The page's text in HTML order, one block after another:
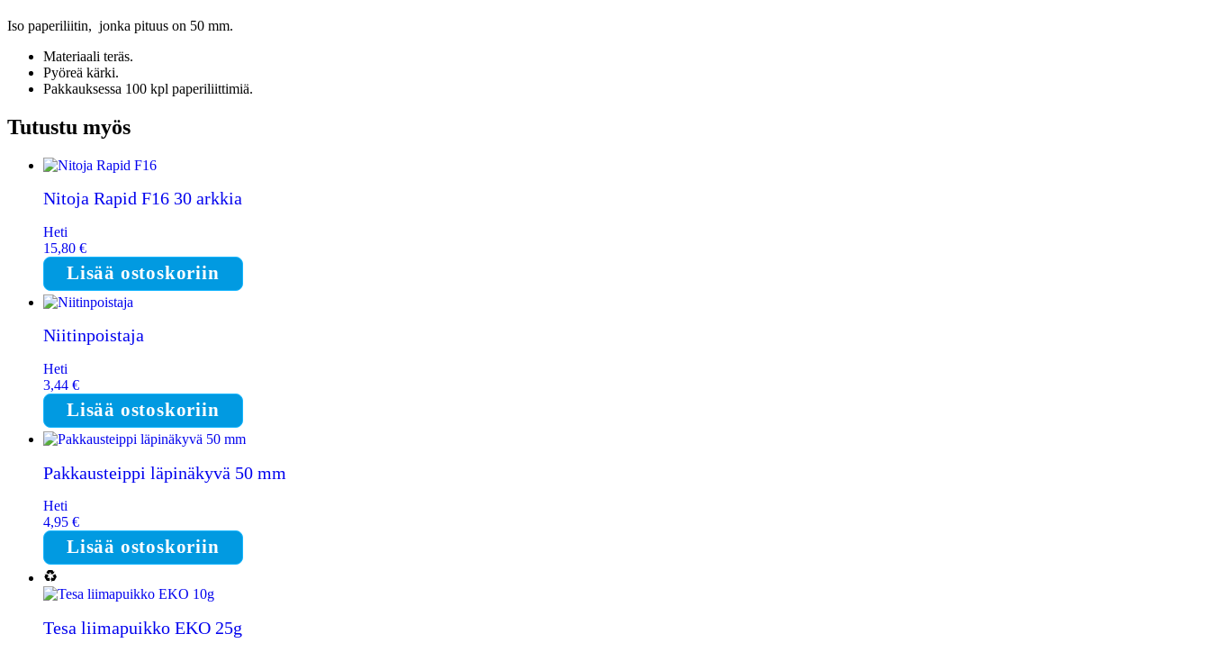
Iso paperiliitin, jonka pituus on 50 mm.
Materiaali teräs.
Pyöreä kärki.
Pakkauksessa 100 kpl paperiliittimiä.
Tutustu myös
Nitoja Rapid F16 30 arkkia
Heti
15,80 €
Lisää ostoskoriin
Niitinpoistaja
Heti
3,44 €
Lisää ostoskoriin
Pakkausteippi läpinäkyvä 50 mm
Heti
4,95 €
Lisää ostoskoriin
Tesa liimapuikko EKO 25g